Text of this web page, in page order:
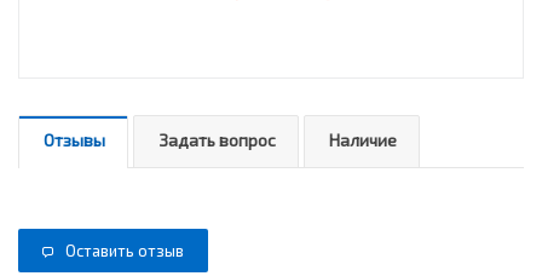
Отзывы Задать вопрос Наличие
Оставить отзыв